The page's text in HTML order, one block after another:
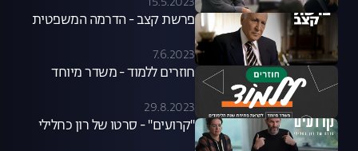
פרשת קצב - הדרמה המשפטית
7.6.2023
חוזרים ללמוד - משדר מיוחד
29.8.2023
"קרועים" - סרטו של רון כחלילי